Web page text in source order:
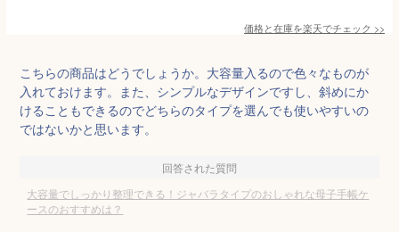
価格と在庫を楽天でチェック >>
こちらの商品はどうでしょうか。大容量入るので色々なものが
入れておけます。また、シンプルなデザインですし、斜めにか
けることもできるのでどちらのタイプを選んでも使いやすいの
ではないかと思います。
回答された質問
大容量でしっかり整理できる！ジャバラタイプのおしゃれな母子手帳ケ
ースのおすすめは？